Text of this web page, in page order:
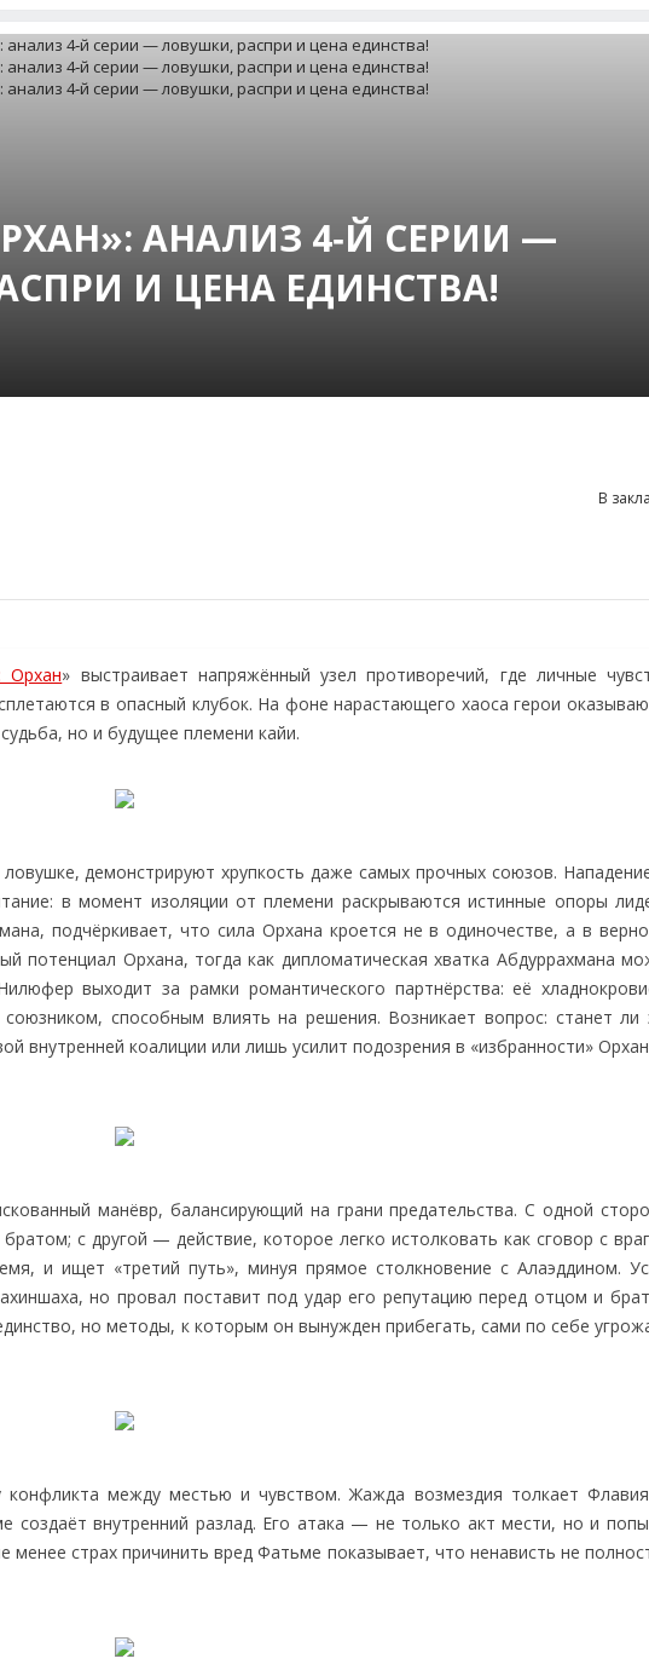
АНАЛИЗ 4‑Й СЕРИИ —
И ЦЕНА ЕДИНСТВА!
В
Орхан» выстраивает напряжённый узел противоречий, где личные
в опасный клубок. На фоне нарастающего хаоса герои
но и будущее племени кайи.
демонстрируют хрупкость даже самых прочных союзов.
в момент изоляции от племени раскрываются истинные опоры
подчёркивает, что сила Орхана кроется не в одиночестве, а в
потенциал Орхана, тогда как дипломатическая хватка Абдуррахмана
выходит за рамки романтического партнёрства: её
способным влиять на решения. Возникает вопрос: станет ли
внутренней коалиции или лишь усилит подозрения в «избранности»
манёвр, балансирующий на грани предательства. С одной
с другой — действие, которое легко истолковать как сговор с
и ищет «третий путь», минуя прямое столкновение с Алаэддином.
но провал поставит под удар его репутацию перед отцом и
но методы, к которым он вынужден прибегать, сами по себе
между местью и чувством. Жажда возмездия толкает
создаёт внутренний разлад. Его атака — не только акт мести, но и
менее страх причинить вред Фатьме показывает, что ненависть не